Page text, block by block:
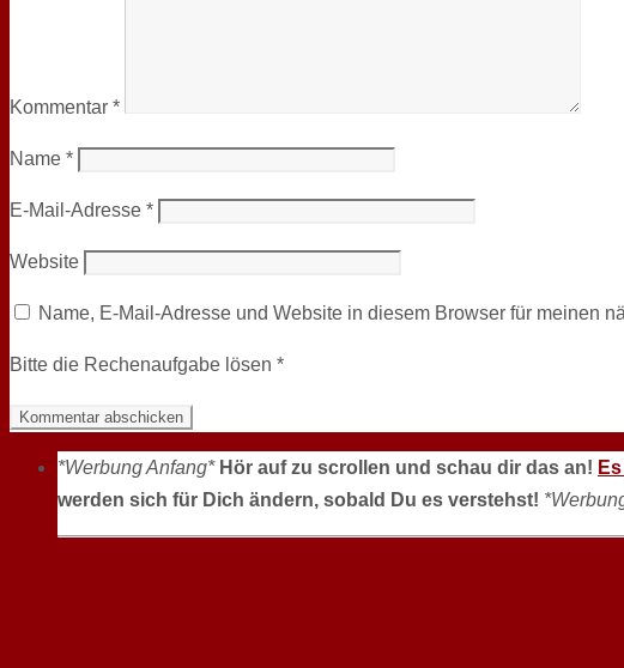
Kommentar *
Name *
E-Mail-Adresse *
Website
Name, E-Mail-Adresse und Website in diesem Browser für meinen
Bitte die Rechenaufgabe lösen *
*Werbung Anfang* Hör auf zu scrollen und schau dir das an!
werden sich für Dich ändern, sobald Du es verstehst!